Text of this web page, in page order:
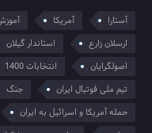
آستارا آمریکا
ارسلان زارع
استاندار گیلان
اصولگرایان
انتخابات 1400
تیم ملی فوتبال ایران
جنگ
حمله آمریکا و اسرائیل به ایران